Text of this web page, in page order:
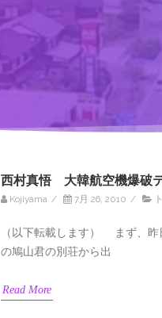
西村真悟 大韓航空機爆破
Kojiyama / 7月 26, 2010 /
（以下転載します） まず、
の鳩山君の別荘から出
Read More